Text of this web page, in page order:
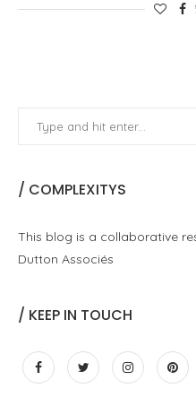
/ COMPLEXITYS
This blog is a collaborative
Dutton Associés
/ KEEP IN TOUCH